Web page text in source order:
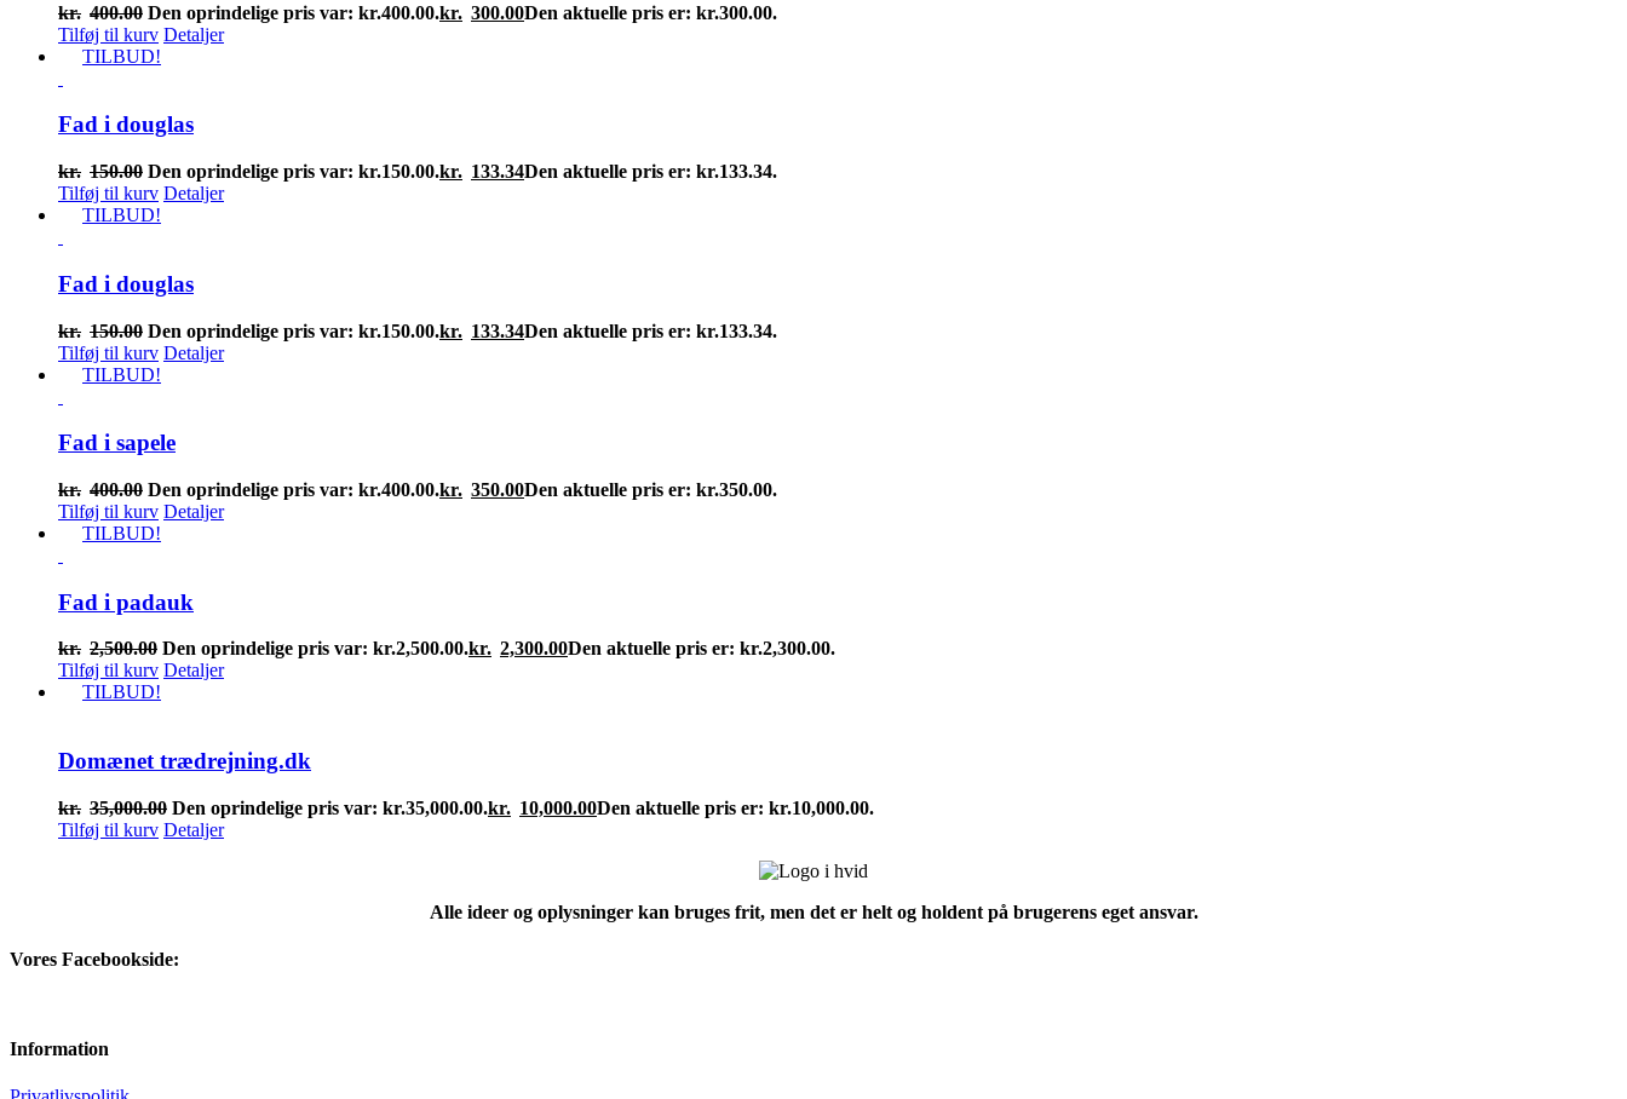
kr. 400.00 Den oprindelige pris var: kr.400.00.kr. 300.00Den aktuelle pris er: kr.300.00.
Tilføj til kurv Detaljer
TILBUD!
Fad i douglas
kr. 150.00 Den oprindelige pris var: kr.150.00.kr. 133.34Den aktuelle pris er: kr.133.34.
Tilføj til kurv Detaljer
TILBUD!
Fad i douglas
kr. 150.00 Den oprindelige pris var: kr.150.00.kr. 133.34Den aktuelle pris er: kr.133.34.
Tilføj til kurv Detaljer
TILBUD!
Fad i sapele
kr. 400.00 Den oprindelige pris var: kr.400.00.kr. 350.00Den aktuelle pris er: kr.350.00.
Tilføj til kurv Detaljer
TILBUD!
Fad i padauk
kr. 2,500.00 Den oprindelige pris var: kr.2,500.00.kr. 2,300.00Den aktuelle pris er: kr.2,300.00.
Tilføj til kurv Detaljer
TILBUD!
Domænet trædrejning.dk
kr. 35,000.00 Den oprindelige pris var: kr.35,000.00.kr. 10,000.00Den aktuelle pris er: kr.10,000.00.
Tilføj til kurv Detaljer
Alle ideer og oplysninger kan bruges frit, men det er helt og holdent på brugerens eget ansvar.
Vores Facebookside:
Information